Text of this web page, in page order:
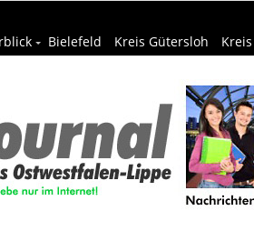
Bielefeld Kreis Gütersloh